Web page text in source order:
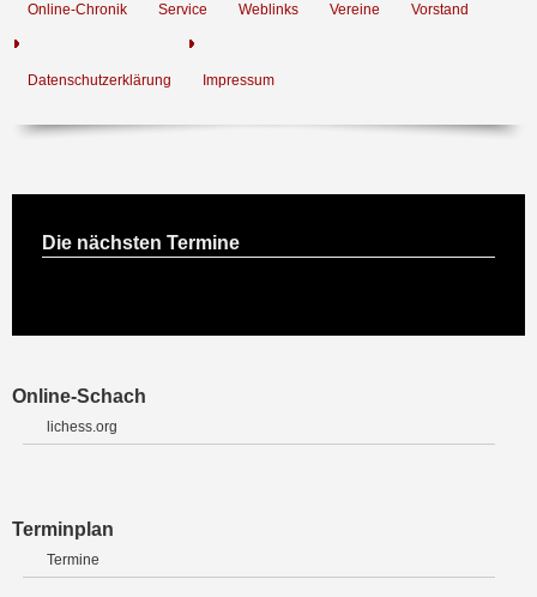
Online-Chronik Service Weblinks Vereine Vorstand
Datenschutzerklärung Impressum
Die nächsten Termine
Online-Schach
lichess.org
Terminplan
Termine